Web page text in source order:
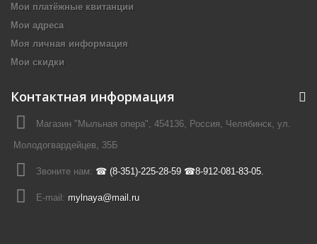
Мои платёжные квитанции
Мои адреса
Моя личная информация
Мои скидки
Контактная информация
Магазин "Мыльная опера", 454136, Россия, Челябинск, ул.
Молодогвардейцев, 35Б
Звоните нам: ☎ (8-351)-225-28-59 ☎8-912-081-83-05.
E-mail: mylnaya@mail.ru